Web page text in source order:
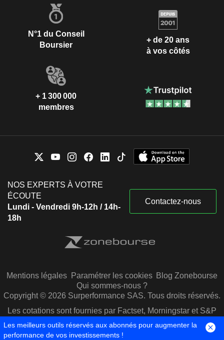
N°1 du Conseil
Boursier
+ de 20 ans
à vos côtés
+ 1 300 000
membres
NOS EXPERTS À VOTRE
ÉCOUTE
Lundi - Vendredi 9h-12h / 14h-
18h
Contactez-nous
Mentions légales Paramétrer les cookies Blog Zonebourse
Qui sommes-nous ?
Copyright © 2026 Surperformance SAS. Tous droits réservés.
Les cotations sont fournies par Factset, Morningstar et S&P
Capital IQ
Les meilleurs outils réservés aux abonnés pour augmenter la
performance de vos investissements !